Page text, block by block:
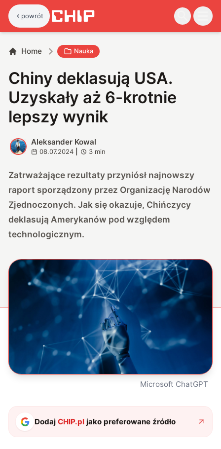
powrót
Home Nauka
Chiny deklasują USA.
Uzyskały aż 6-krotnie
lepszy wynik
A
Aleksander Kowal
08.07.2024 3 min
Zatrważające rezultaty przyniósł najnowszy
raport sporządzony przez Organizację Narodów
Zjednoczonych. Jak się okazuje, Chińczycy
deklasują Amerykanów pod względem
technologicznym.
Microsoft ChatGPT
DodajCHIP.pl jako preferowane źródło